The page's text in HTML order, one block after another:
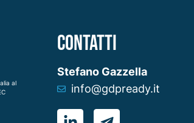
al
CONTATTI
Stefano Gazzella
info@gdpready.it